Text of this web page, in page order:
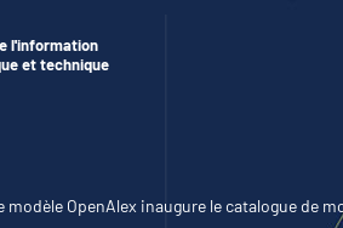
l'information
et technique
modèle OpenAlex inaugure le catalogue de